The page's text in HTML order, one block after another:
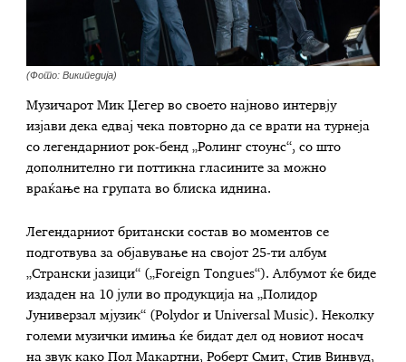
(Фото: Википедија)
Музичарот Мик Џегер во своето најново интервју
изјави дека едвај чека повторно да се врати на турнеја
со легендарниот рок-бенд „Ролинг стоунс“, со што
дополнително ги поттикна гласините за можно
враќање на групата во блиска иднина.
Легендарниот британски состав во моментов се
подготвува за објавување на својот 25-ти албум
„Странски јазици“ („Foreign Tongues“). Албумот ќе биде
издаден на 10 јули во продукција на „Полидор
Јуниверзал мјузик“ (Polydor и Universal Music). Неколку
големи музички имиња ќе бидат дел од новиот носач
на звук како Пол Макартни, Роберт Смит, Стив Винвуд,